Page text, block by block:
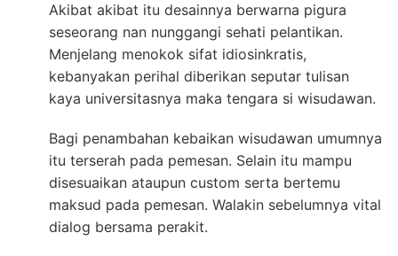
Akibat akibat itu desainnya berwarna pigura
seseorang nan nunggangi sehati pelantikan.
Menjelang menokok sifat idiosinkratis,
kebanyakan perihal diberikan seputar tulisan
kaya universitasnya maka tengara si wisudawan.
Bagi penambahan kebaikan wisudawan umumnya
itu terserah pada pemesan. Selain itu mampu
disesuaikan ataupun custom serta bertemu
maksud pada pemesan. Walakin sebelumnya vital
dialog bersama perakit.